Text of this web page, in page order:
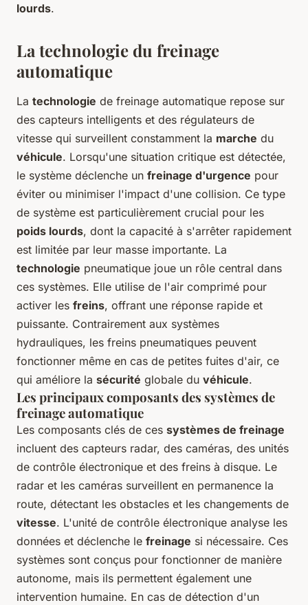
lourds.
La technologie du freinage
automatique
La technologie de freinage automatique repose sur
des capteurs intelligents et des régulateurs de
vitesse qui surveillent constamment la marche du
véhicule. Lorsqu'une situation critique est détectée,
le système déclenche un freinage d'urgence pour
éviter ou minimiser l'impact d'une collision. Ce type
de système est particulièrement crucial pour les
poids lourds, dont la capacité à s'arrêter rapidement
est limitée par leur masse importante. La
technologie pneumatique joue un rôle central dans
ces systèmes. Elle utilise de l'air comprimé pour
activer les freins, offrant une réponse rapide et
puissante. Contrairement aux systèmes
hydrauliques, les freins pneumatiques peuvent
fonctionner même en cas de petites fuites d'air, ce
qui améliore la sécurité globale du véhicule.
Les principaux composants des systèmes de
freinage automatique
Les composants clés de ces systèmes de freinage
incluent des capteurs radar, des caméras, des unités
de contrôle électronique et des freins à disque. Le
radar et les caméras surveillent en permanence la
route, détectant les obstacles et les changements de
vitesse. L'unité de contrôle électronique analyse les
données et déclenche le freinage si nécessaire. Ces
systèmes sont conçus pour fonctionner de manière
autonome, mais ils permettent également une
intervention humaine. En cas de détection d'un